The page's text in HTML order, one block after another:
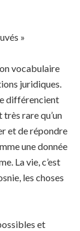
»
vocabulaire
juridiques.
différencient
très rare qu’un
et de répondre
une donnée
La vie, c’est
les choses
et